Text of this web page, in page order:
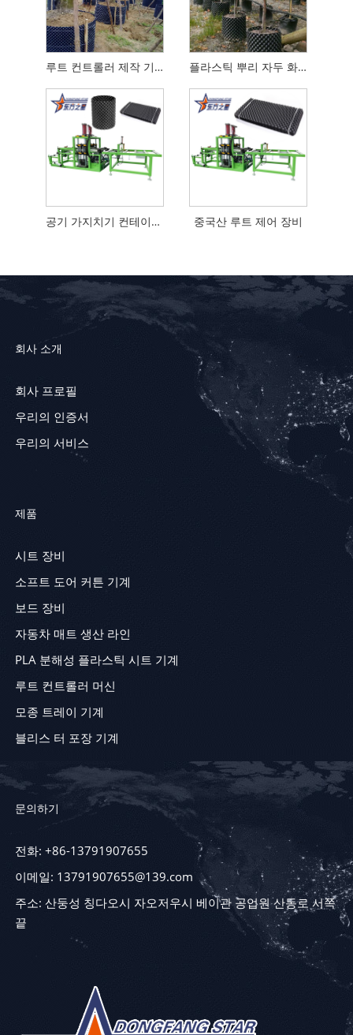
루트 컨트롤러 제작 기계 플라스틱 뿌리 자두 화분 만드는 기계
공기 가지치기 컨테이너 기계 높은 비용 성능 중국산 루트 제어 장비
회사 소개
회사 프로필
우리의 인증서
우리의 서비스
제품
시트 장비
소프트 도어 커튼 기계
보드 장비
자동차 매트 생산 라인
PLA 분해성 플라스틱 시트 기계
루트 컨트롤러 머신
모종 트레이 기계
블리스 터 포장 기계
문의하기
전화: +86-13791907655
이메일: 13791907655@139.com
주소: 산둥성 칭다오시 자오저우시 베이관 공업원 산동로 서쪽
끝